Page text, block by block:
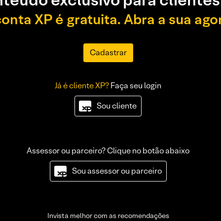
XP é gratuita. Abra a sua
Cadastrar
Já é cliente XP?Faça seu login
Sou cliente
Assessor ou parceiro? Clique no botão abaixo
Sou assessor ou parceiro
Invista melhor com as recomendações